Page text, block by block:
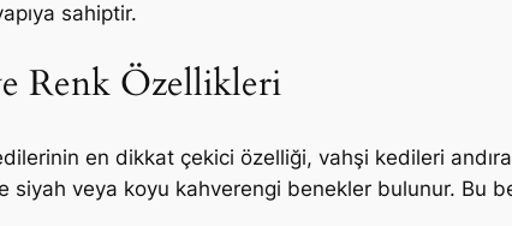
sahiptir.
Renk Özellikleri
en dikkat çekici özelliği, vahşi kedileri
siyah veya koyu kahverengi benekler bulunur. Bu